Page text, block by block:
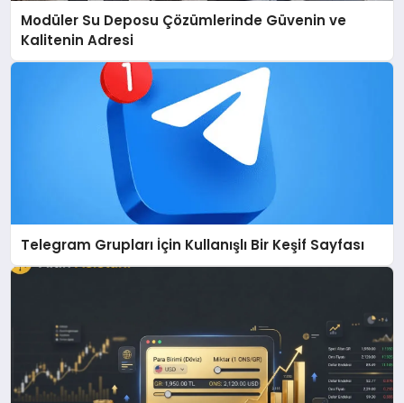
Modüler Su Deposu Çözümlerinde Güvenin ve
Kalitenin Adresi
Telegram Grupları İçin Kullanışlı Bir Keşif Sayfası